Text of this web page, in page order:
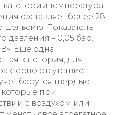
температура
составляет более 28
Цельсию. Показатель
давления – 0,05 бар.
Еще одна
категория, для
отсутствие
берутся твердые
которые при
с воздухом или